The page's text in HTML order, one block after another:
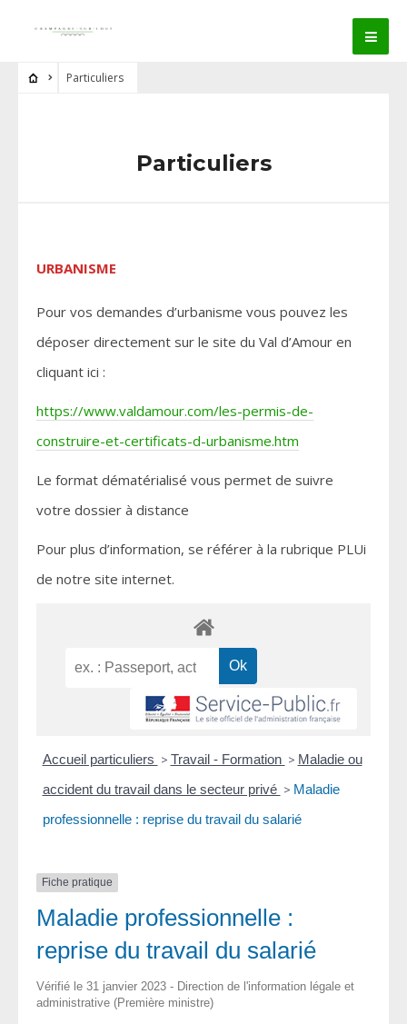
Particuliers
Particuliers
URBANISME
Pour vos demandes d’urbanisme vous pouvez les
déposer directement sur le site du Val d’Amour en
cliquant ici :
https://www.valdamour.com/les-permis-de-
construire-et-certificats-d-urbanisme.htm
Le format dématérialisé vous permet de suivre
votre dossier à distance
Pour plus d’information, se référer à la rubrique PLUi
de notre site internet.
Accueil particuliers > Travail - Formation > Maladie ou
accident du travail dans le secteur privé > Maladie
professionnelle : reprise du travail du salarié
Fiche pratique
Maladie professionnelle :
reprise du travail du salarié
Vérifié le 31 janvier 2023 - Direction de l'information légale et
administrative (Première ministre)